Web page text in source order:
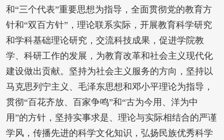
和“三个代表”重要思想为指导，全面贯彻党的教育方
针和“双百方针”，理论联系实际，开展教育科学研究
和学科基础理论研究，交流科技成果，促进学院教
学、科研工作的发展，为教育改革和社会主义现代化
建设做出贡献。坚持为社会主义服务的方向，坚持以
马克思列宁主义、毛泽东思想和邓小平理论为指导，
贯彻“百花齐放、百家争鸣”和“古为今用、洋为中
用”的方针，坚持实事求是、理论与实际相结合的严谨
学风，传播先进的科学文化知识，弘扬民族优秀科学